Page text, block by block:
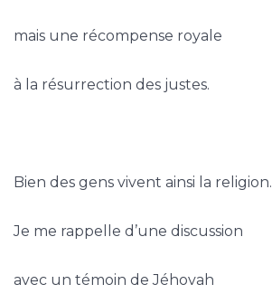
mais une récompense royale
à la résurrection des justes.
Bien des gens vivent ainsi la religion.
Je me rappelle d’une discussion
avec un témoin de Jéhovah